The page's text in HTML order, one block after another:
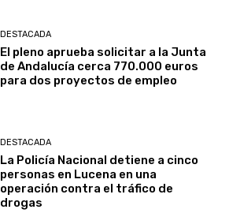
DESTACADA
El pleno aprueba solicitar a la Junta
de Andalucía cerca 770.000 euros
para dos proyectos de empleo
DESTACADA
La Policía Nacional detiene a cinco
personas en Lucena en una
operación contra el tráfico de
drogas